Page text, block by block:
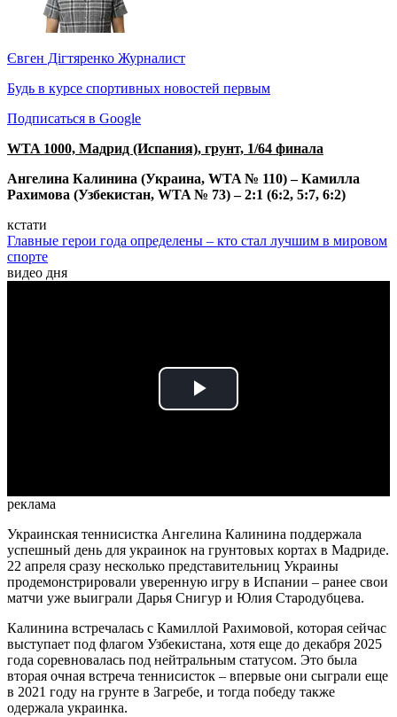
Євген Дігтяренко Журналист
Будь в курсе спортивных новостей первым
Подписаться в Google
WTA 1000, Мадрид (Испания), грунт, 1/64 финала
Ангелина Калинина (Украина, WTA № 110) – Камилла
Рахимова (Узбекистан, WTA № 73)– 2:1 (6:2, 5:7, 6:2)
кстати
Главные герои года определены – кто стал лучшим в мировом
спорте
видео дня
Play
реклама
Украинская теннисистка Ангелина Калинина поддержала
успешный день для украинок на грунтовых кортах в Мадриде.
22 апреля сразу несколько представительниц Украины
продемонстрировали уверенную игру в Испании – ранее свои
матчи уже выиграли Дарья Снигур и Юлия Стародубцева.
Калинина встречалась с Камиллой Рахимовой, которая сейчас
выступает под флагом Узбекистана, хотя еще до декабря 2025
года соревновалась под нейтральным статусом. Это была
вторая очная встреча теннисисток – впервые они сыграли еще
в 2021 году на грунте в Загребе, и тогда победу также
одержала украинка.